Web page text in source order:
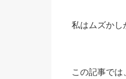
私はムズかし
この記事では